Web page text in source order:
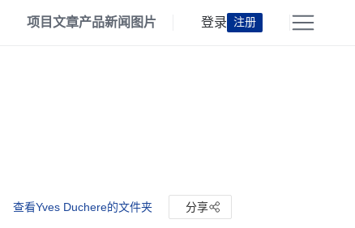
项目文章产品新闻 图片 登录 注册
查看Yves Duchere的文件夹 分享